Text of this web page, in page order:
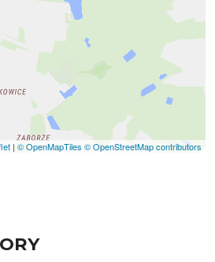
| © OpenMapTiles © OpenStreetMap contributors